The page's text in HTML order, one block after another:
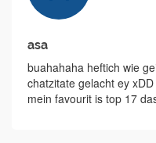
asa
buahahaha heftich wie
chatzitate gelacht ey
mein favourit is top 17